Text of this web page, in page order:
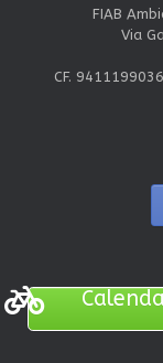
FIAB
Via
CF.